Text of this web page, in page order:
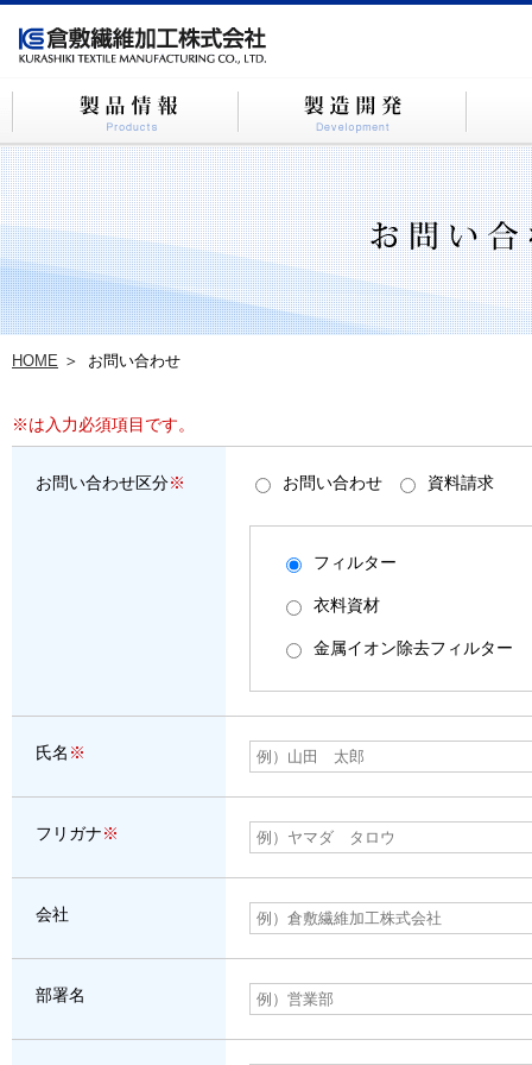
HOME お問い合わせ
※は入力必須項目です。
お問い合わせ区分※ お問い合わせ 資料請求
フィルター
衣料資材
金属イオン除去フィルター
氏名 ※
フリガナ※
会社
部署名